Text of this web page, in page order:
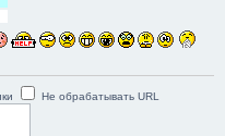
Не обрабатывать URL